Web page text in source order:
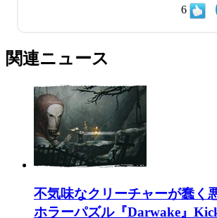
6
関連ニュース
不気味なクリーチャーが蠢く
ホラーパズル『Darwake』